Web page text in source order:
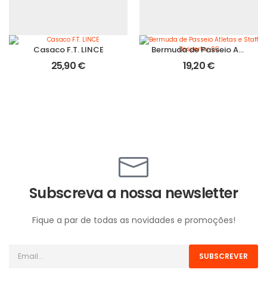
Casaco F.T. LINCE
25,90€
Bermuda de Passeio Atletas e Staff Despertar SC
19,20€
Subscreva a nossa newsletter
Fique a par de todas as novidades e promoções!
SUBSCREVER